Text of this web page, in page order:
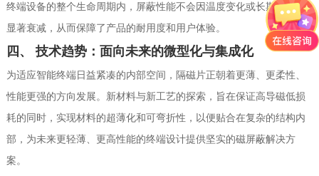
终端设备的整个生命周期内，屏蔽性能不会因温度变化或长期使用而
显著衰减，从而保障了产品的耐用度和用户体验。
四、 技术趋势：面向未来的微型化与集成化
为适应智能终端日益紧凑的内部空间，隔磁片正朝着更薄、更柔性、
性能更强的方向发展。新材料与新工艺的探索，旨在保证高导磁低损
耗的同时，实现材料的超薄化和可弯折性，以便贴合在复杂的结构内
部，为未来更轻薄、更高性能的终端设计提供坚实的磁屏蔽解决方
案。